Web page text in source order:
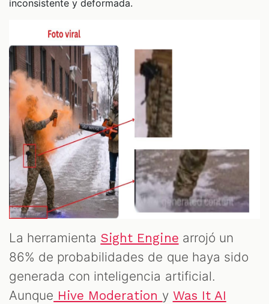
inconsistente y deformada.
La herramienta Sight Engine arrojó un
86% de probabilidades de que haya sido
generada con inteligencia artificial.
Aunque Hive Moderation y Was It AI